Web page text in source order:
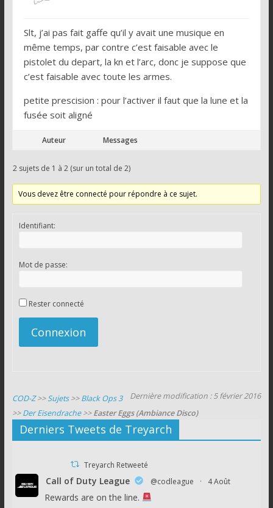
Slt, j’ai pas fait gaffe qu’il y avait une musique en
même temps, par contre c’est faisable avec le
pistolet du depart, la kn et l’arc, donc je suppose que
c’est faisable avec toute les armes.
petite prescision : pour l’activer il faut que la lune et la
fusée soit aligné
Auteur Messages
2 sujets de 1 à 2 (sur un total de 2)
Vous devez être connecté pour répondre à ce sujet.
Identifiant:
Mot de passe:
Rester connecté
Connexion
Dernière modification : 5 février 2016
COD-Z>>Sujets>>Black Ops 3
>>Der Eisendrache>>Easter Eggs (Ambiance Disco)
Derniers Tweets de Treyarch
Treyarch Retweeté
Call of Duty League @codleague · 4 Août
Rewards are on the line.